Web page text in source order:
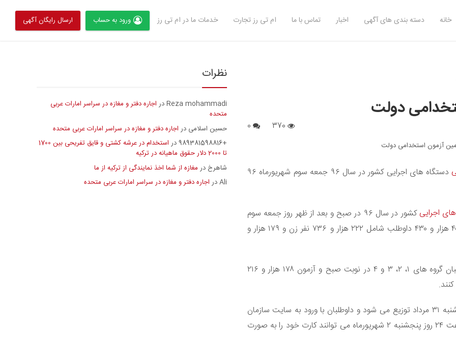
خانه دسته بندی های آگهی اخبار تماس با ما ام تی رز تجارت خدمات ما در ام تی رز ورود به حساب ارسال رایگان آگهی
دولت
دستگاه های اجرایی کشور در سال ۹۶ جمعه سوم شهریورماه ۹۶
اجرایی
کشور در سال ۹۶ در صبح و بعد از ظهر روز جمعه سوم
شهریورماه ۹۶ در ۵۳ شهرستان و ۱۱۸ حوزه امتحانی برای ۴۰۲ هزار و ۴۳۰ داوطلب شامل ۲۲۲ هزار و ۷۳۶ نفر زن و ۱۷۹ هزار و
وی افزود: آزمون تعداد ۲۲۴ هزار و ۲۱۴ داوطلب شامل داوطلبان گروه های ۱، ۲، ۳ و ۴ در نوبت صبح و آزمون ۱۷۸ هزار و ۲۱۶
توکلی خاطرنشان کرد: کارت ورود به جلسه آزمون از فردا سه شنبه ۳۱ مرداد توزیع می شود و داوطلبان با ورود به سایت سازمان
سنجش می توانند کارت خود را دریافت کنند. داوطلبان تا ساعت ۲۴ روز پنجشنبه ۲ شهریورماه می توانند کارت خود را به صورت
نظرات
Reza mohammadiدر اجاره دفتر و مغازه در سراسر امارات عربی
متحده
حسین اسلامی در اجاره دفتر و مغازه در سراسر امارات عربی متحده
+989381598816
در
استخدام در عرشه کشتی و قایق تفریحی بین 1700
تا 2000 دلار حقوق ماهیانه در ترکیه
شاهرخ در مغازه از شما اخذ نمایندگی از ترکیه از ما
Aliدر اجاره دفتر و مغازه در سراسر امارات عربی متحده